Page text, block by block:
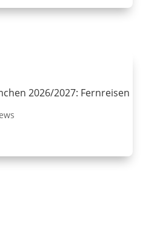
2026/2027: Fernreisen